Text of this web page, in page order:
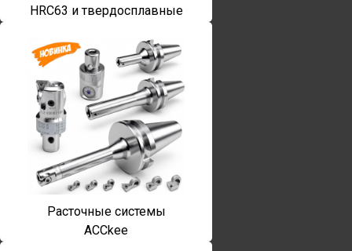
HRC63 и твердосплавные
Расточные системы
ACCkee